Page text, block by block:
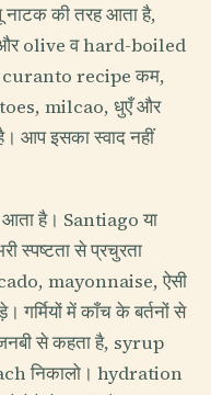
की तरह आता है,
olive व hard-boiled
curanto recipe कम,
milcao, धुएँ और
आप इसका स्वाद नहीं
आता है। Santiago या
स्पष्टता से प्रचुरता
mayonnaise, ऐसी
गर्मियों में काँच के बर्तनों से
से कहता है, syrup
निकालो। hydration